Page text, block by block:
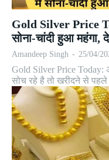
Gold Silver Price
सोना-चांदी हुआ
Amandeep Singh - 25/04/
Gold Silver Price Today:
सोच रहे है तो खरीदने से